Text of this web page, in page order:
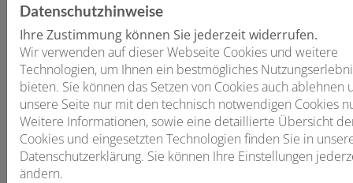
zwischen verschiedenen Strahlarten
wählen – von sanftem Regen bis zu
kräftiger Massage – oder mit einem
LED-Duschkopf das wechselnde
Farbenspiel von Licht und Wasser
genießen.
Datenschutzhinweise
Ihre Zustimmung können Sie jederzeit widerrufen.
Wir verwenden auf dieser Webseite Cookies und weitere
Technologien, um Ihnen ein bestmögliches
bieten. Sie können das Setzen von Cookies auch ablehnen
unsere Seite nur mit den technisch notwendigen Cookies
Weitere Informationen, sowie eine detaillierte Übersicht
Cookies und eingesetzten Technologien finden Sie in
Datenschutzerklärung. Sie können Ihre Einstellungen
ändern.